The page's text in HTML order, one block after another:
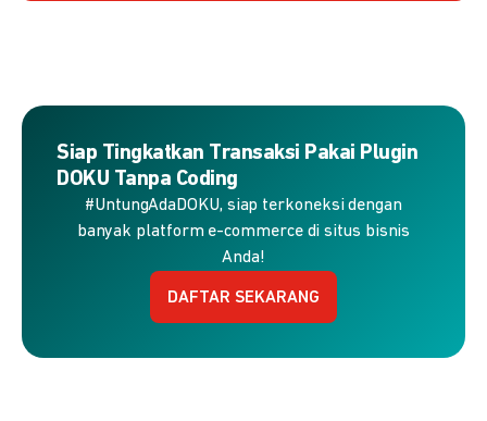
Siap Tingkatkan Transaksi Pakai Plugin
DOKU Tanpa Coding
#UntungAdaDOKU, siap terkoneksi dengan
banyak platform e-commerce di situs bisnis
Anda!
DAFTAR SEKARANG